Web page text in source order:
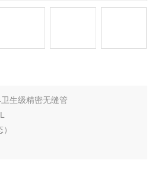
生级精密无缝管
下的，壁厚和外径的公差控制在